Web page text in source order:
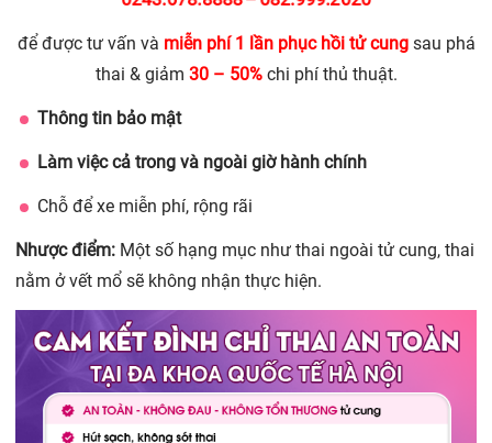
để được tư vấn và miễn phí 1 lần phục hồi tử cungsau phá
thai & giảm 30 – 50%chi phí thủ thuật.
Thông tin bảo mật
Làm việc cả trong và ngoài giờ hành chính
Chỗ để xe miễn phí, rộng rãi
Nhược điểm: Một số hạng mục như thai ngoài tử cung, thai
nằm ở vết mổ sẽ không nhận thực hiện.